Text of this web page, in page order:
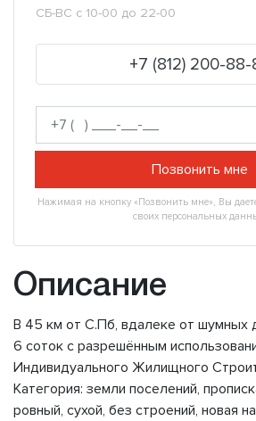
СБ-ВС с 10-00 до 22-00
+7 (812) 200-
Позвонить мне
Нажимая на кнопку «Позвонить мне», Вы
своих персональных
Описание
В 45 км от С.Пб, вдалеке от шумных
6 соток с разрешённым
Индивидуального Жилищного
Категория: земли поселений,
ровный, сухой, без строений, новая